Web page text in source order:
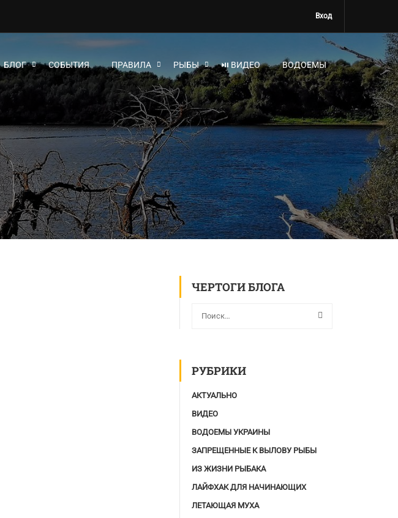
Вход
БЛОГ СОБЫТИЯ ПРАВИЛА РЫБЫ ⏯ ВИДЕО ВОДОЕМЫ
ЧЕРТОГИ БЛОГА
РУБРИКИ
АКТУАЛЬНО
ВИДЕО
ВОДОЕМЫ УКРАИНЫ
ЗАПРЕЩЕННЫЕ К ВЫЛОВУ РЫБЫ
ИЗ ЖИЗНИ РЫБАКА
ЛАЙФХАК ДЛЯ НАЧИНАЮЩИХ
ЛЕТАЮЩАЯ МУХА